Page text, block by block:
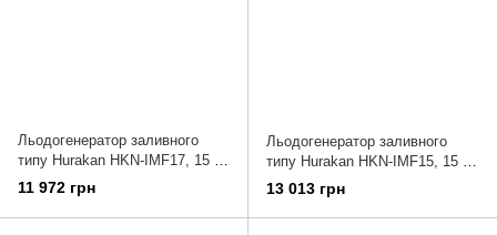
Льодогенератор заливного
типу Hurakan HKN-IMF17, 15 кг
пальчик
11 972 грн
Льодогенератор заливного
типу Hurakan HKN-IMF15, 15 кг
кубик
13 013 грн